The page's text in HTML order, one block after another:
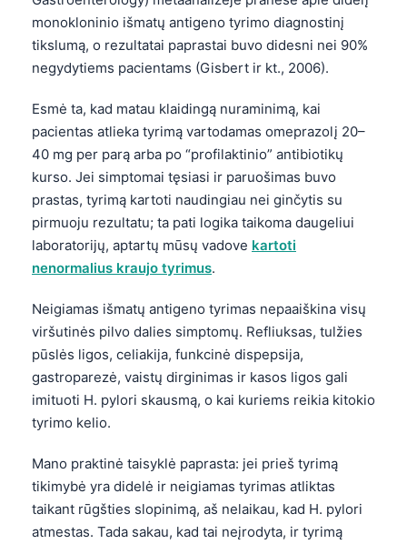
monokloninio išmatų antigeno tyrimo diagnostinį
tikslumą, o rezultatai paprastai buvo didesni nei 90%
negydytiems pacientams (Gisbert ir kt., 2006).
Esmė ta, kad matau klaidingą nuraminimą, kai
pacientas atlieka tyrimą vartodamas omeprazolį 20–
40 mg per parą arba po “profilaktinio” antibiotikų
kurso. Jei simptomai tęsiasi ir paruošimas buvo
prastas, tyrimą kartoti naudingiau nei ginčytis su
pirmuoju rezultatu; ta pati logika taikoma daugeliui
laboratorijų, aptartų mūsų vadove kartoti
nenormalius kraujo tyrimus.
Neigiamas išmatų antigeno tyrimas nepaaiškina visų
viršutinės pilvo dalies simptomų. Refliuksas, tulžies
pūslės ligos, celiakija, funkcinė dispepsija,
gastroparezė, vaistų dirginimas ir kasos ligos gali
imituoti H. pylori skausmą, o kai kuriems reikia kitokio
tyrimo kelio.
Mano praktinė taisyklė paprasta: jei prieš tyrimą
tikimybė yra didelė ir neigiamas tyrimas atliktas
taikant rūgšties slopinimą, aš nelaikau, kad H. pylori
atmestas. Tada sakau, kad tai neįrodyta, ir tyrimą